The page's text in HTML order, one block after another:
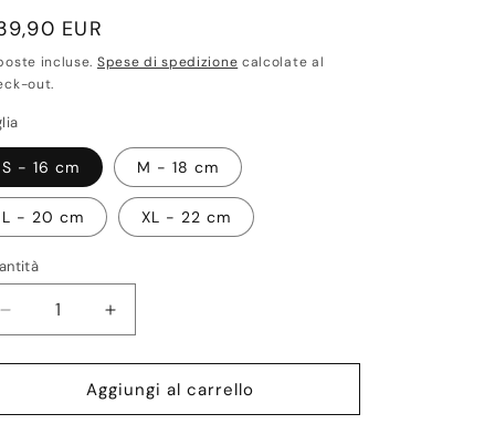
EUR
incluse. Spese di spedizione calcolate al
out.
S - 16 cm M - 18 cm
L - 20 cm XL - 22 cm
Diminuisci
quantità
per
Ta
Aumenta
quantità
per
Lung-
Ta
Aggiungi al carrello